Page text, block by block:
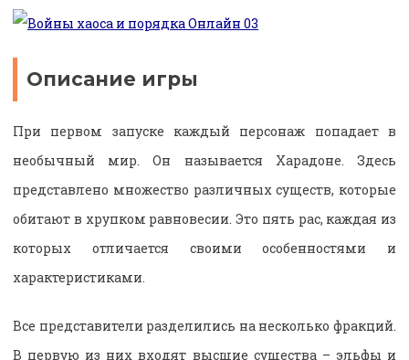
Описание игры
При первом запуске каждый персонаж попадает в
необычный мир. Он называется Харадоне. Здесь
представлено множество различных существ, которые
обитают в хрупком равновесии. Это пять рас, каждая из
которых отличается своими особенностями и
характеристиками.
Все представители разделились на несколько фракций.
В первую из них входят высшие существа – эльфы и